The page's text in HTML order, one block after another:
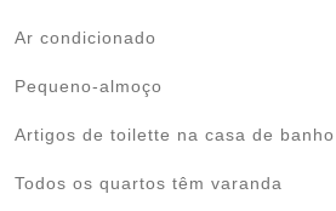
Ar condicionado
Pequeno-almoço
Artigos de toilette na casa de banho
Todos os quartos têm varanda